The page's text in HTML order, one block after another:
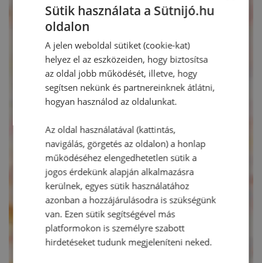
Sütik használata a Sütnijó.hu
oldalon
A jelen weboldal sütiket (cookie-kat)
helyez el az eszközeiden, hogy biztosítsa
az oldal jobb működését, illetve, hogy
segítsen nekünk és partnereinknek átlátni,
hogyan használod az oldalunkat.
Az oldal használatával (kattintás,
navigálás, görgetés az oldalon) a honlap
működéséhez elengedhetetlen sütik a
jogos érdekünk alapján alkalmazásra
kerülnek, egyes sütik használatához
azonban a hozzájárulásodra is szükségünk
van. Ezen sütik segítségével más
platformokon is személyre szabott
hirdetéseket tudunk megjeleníteni neked.